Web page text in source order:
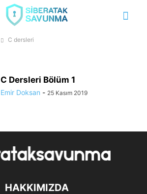
C dersleri
C Dersleri Bölüm 1
Emir Doksan - 25 Kasım 2019
HAKKIMIZDA